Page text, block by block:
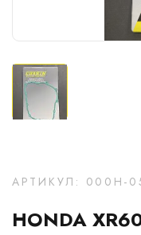
АРТИКУЛ: 000H-
HONDA